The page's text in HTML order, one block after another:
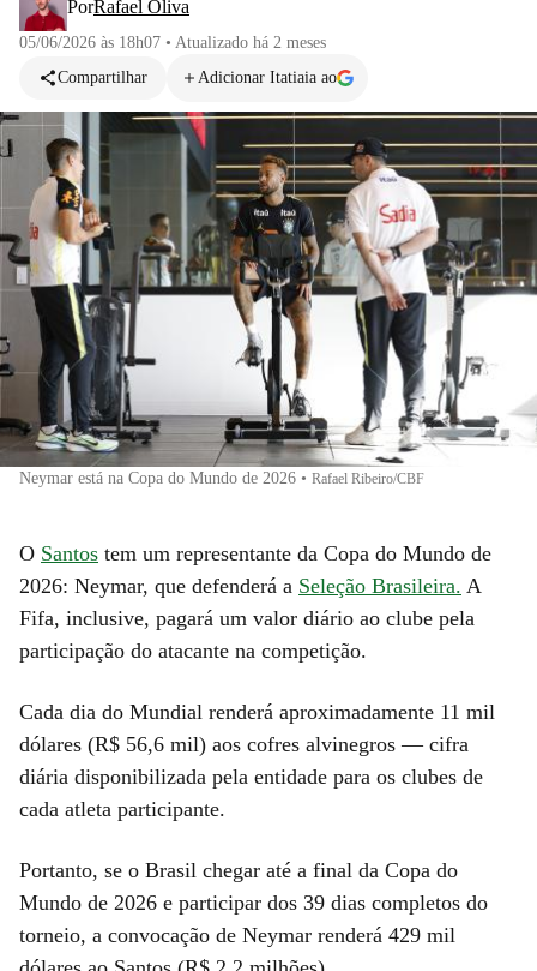
PorRafael Oliva
05/06/2026 às 18h07 • Atualizado há 2 meses
Compartilhar
Adicionar Itatiaia ao
Neymar está na Copa do Mundo de 2026 • Rafael Ribeiro/CBF
O Santos tem um representante da Copa do Mundo de
2026: Neymar, que defenderá a Seleção Brasileira. A
Fifa, inclusive, pagará um valor diário ao clube pela
participação do atacante na competição.
Cada dia do Mundial renderá aproximadamente 11 mil
dólares (R$ 56,6 mil) aos cofres alvinegros — cifra
diária disponibilizada pela entidade para os clubes de
cada atleta participante.
Portanto, se o Brasil chegar até a final da Copa do
Mundo de 2026 e participar dos 39 dias completos do
torneio, a convocação de Neymar renderá 429 mil